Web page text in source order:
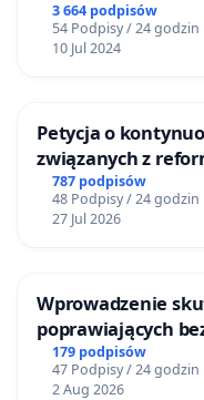
3 664 podpisów
54 Podpisy / 24 godzin
10 Jul 2024
Petycja o
związanych z
787 podpisów
48 Podpisy / 24 godzin
27 Jul 2026
Wprowadzenie
poprawiających
Żeromskiego w
179 podpisów
47 Podpisy / 24 godzin
2 Aug 2026